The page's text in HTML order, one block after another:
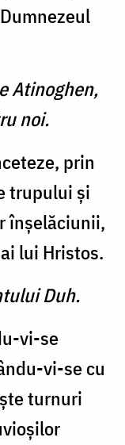
Atinoghen,
noi.
prin
trupului şi
înşelăciunii,
lui Hristos.
Duh.
vi-se
vi-se cu
turnuri